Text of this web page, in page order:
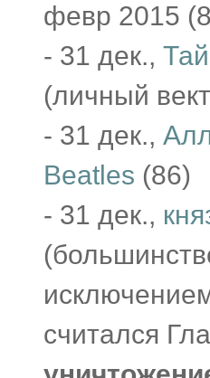
февр 2015
- 31 дек.,
(личный
- 31 дек.,
Beatles (86)
- 31 дек.,
считался